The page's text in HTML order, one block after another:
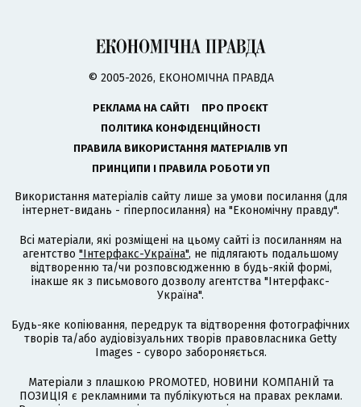
© 2005-2026, ЕКОНОМІЧНА ПРАВДА
РЕКЛАМА НА САЙТІ
ПРО ПРОЄКТ
ПОЛІТИКА КОНФІДЕНЦІЙНОСТІ
ПРАВИЛА ВИКОРИСТАННЯ МАТЕРІАЛІВ УП
ПРИНЦИПИ І ПРАВИЛА РОБОТИ УП
Використання матеріалів сайту лише за умови посилання (для
інтернет-видань - гіперпосилання) на "Економічну правду".
Всі матеріали, які розміщені на цьому сайті із посиланням на
агентство "Інтерфакс-Україна", не підлягають подальшому
відтворенню та/чи розповсюдженню в будь-якій формі,
інакше як з письмового дозволу агентства "Інтерфакс-
Україна".
Будь-яке копіювання, передрук та відтворення фотографічних
творів та/або аудіовізуальних творів правовласника Getty
Images - суворо забороняється.
Матеріали з плашкою PROMOTED, НОВИНИ КОМПАНІЙ та
ПОЗИЦІЯ є рекламними та публікуються на правах реклами.